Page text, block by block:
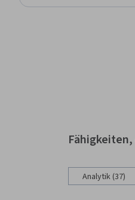
Analytik (37)